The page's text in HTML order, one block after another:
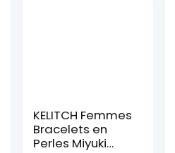
KELITCH Femmes
Bracelets en
Perles Miyuki